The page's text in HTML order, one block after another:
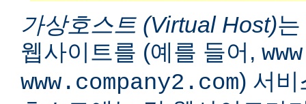
가상호스트 (Virtual Host)
웹사이트를 (예를 들어,
www.company2.com) 서비